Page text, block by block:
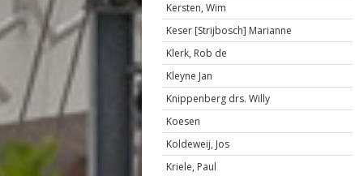
Kersten, Wim
Keser [Strijbosch] Marianne
Klerk, Rob de
Kleyne Jan
Knippenberg drs. Willy
Koesen
Koldeweij, Jos
Kriele, Paul